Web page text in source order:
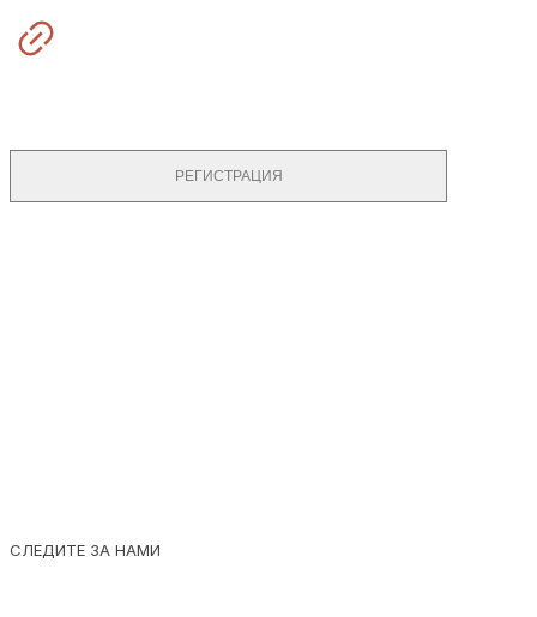
РЕГИСТРАЦИЯ
СЛЕДИТЕ ЗА НАМИ